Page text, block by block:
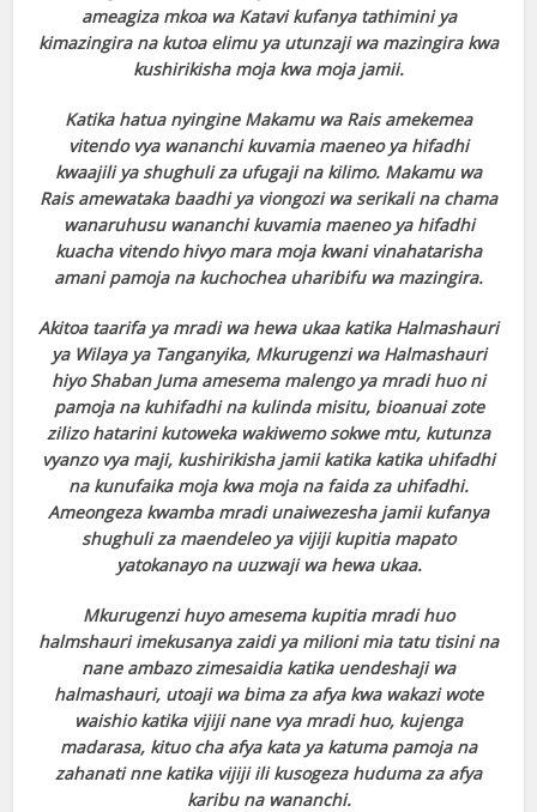
ameagiza mkoa wa Katavi kufanya tathimini ya
kimazingira na kutoa elimu ya utunzaji wa mazingira kwa
kushirikisha moja kwa moja jamii.
Katika hatua nyingine Makamu wa Rais amekemea
vitendo vya wananchi kuvamia maeneo ya hifadhi
kwaajili ya shughuli za ufugaji na kilimo. Makamu wa
Rais amewataka baadhi ya viongozi wa serikali na chama
wanaruhusu wananchi kuvamia maeneo ya hifadhi
kuacha vitendo hivyo mara moja kwani vinahatarisha
amani pamoja na kuchochea uharibifu wa mazingira.
Akitoa taarifa ya mradi wa hewa ukaa katika Halmashauri
ya Wilaya ya Tanganyika, Mkurugenzi wa Halmashauri
hiyo Shaban Juma amesema malengo ya mradi huo ni
pamoja na kuhifadhi na kulinda misitu, bioanuai zote
zilizo hatarini kutoweka wakiwemo sokwe mtu, kutunza
vyanzo vya maji, kushirikisha jamii katika katika uhifadhi
na kunufaika moja kwa moja na faida za uhifadhi.
Ameongeza kwamba mradi unaiwezesha jamii kufanya
shughuli za maendeleo ya vijiji kupitia mapato
yatokanayo na uuzwaji wa hewa ukaa.
Mkurugenzi huyo amesema kupitia mradi huo
halmshauri imekusanya zaidi ya milioni mia tatu tisini na
nane ambazo zimesaidia katika uendeshaji wa
halmashauri, utoaji wa bima za afya kwa wakazi wote
waishio katika vijiji nane vya mradi huo, kujenga
madarasa, kituo cha afya kata ya katuma pamoja na
zahanati nne katika vijiji ili kusogeza huduma za afya
karibu na wananchi.